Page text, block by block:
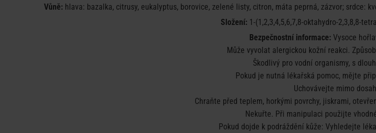
Vůně: hlava: bazalka, citrusy, eukalyptus, borovice, zelené listy, citron, máta peprná, zázvor; srdce:
Složení:1-(1,2,3,4,5,6,7,8-oktahydro-2,3,8,8-
Bezpečnostní informace: Vysoce
Může vyvolat alergickou kožní reakci.
Škodlivý pro vodní organismy, s
Pokud je nutná lékařská pomoc, mějte
Uchovávejte mimo
Chraňte před teplem, horkými povrchy, jiskrami,
Nekuřte. Při manipulaci použijte
Pokud dojde k podráždění kůže: Vyhledejte